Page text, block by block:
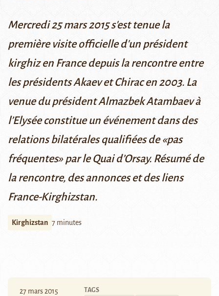
Mercredi 25 mars 2015 s'est tenue la
première visite officielle d'un président
kirghiz en France depuis la rencontre entre
les présidents Akaev et Chirac en 2003. La
venue du président Almazbek Atambaev à
l’Elysée constitue un événement dans des
relations bilatérales qualifiées de «pas
fréquentes» par le Quai d’Orsay. Résumé de
la rencontre, des annonces et des liens
France-Kirghizstan.
Kirghizstan 7 minutes
27 mars 2015 TAGS